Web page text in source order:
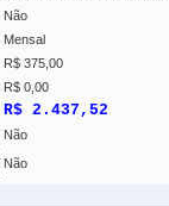
Não
Mensal
R$ 375,00
R$ 0,00
R$ 2.437,52
Não
Não